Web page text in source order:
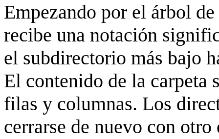
Empezando por el árbol
recibe una notación
el subdirectorio más bajo
El contenido de la carpeta
filas y columnas. Los
cerrarse de nuevo con